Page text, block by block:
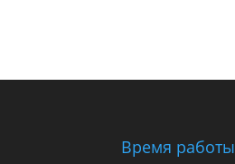
Время работы